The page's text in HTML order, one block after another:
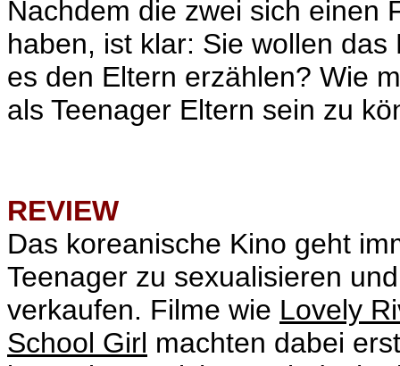
Nachdem die zwei sich einen
haben, ist klar: Sie wollen
es den Eltern erzählen? Wie
als Teenager Eltern sein zu
REVIEW
Das koreanische Kino geht
Teenager zu sexualisieren
verkaufen. Filme wie Lovely
School Girl machten dabei